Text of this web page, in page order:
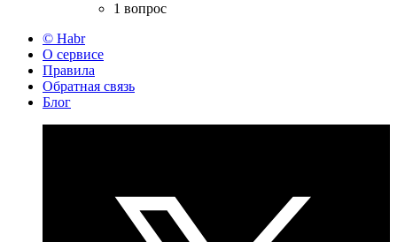
1 вопрос
© Habr
О сервисе
Правила
Обратная связь
Блог